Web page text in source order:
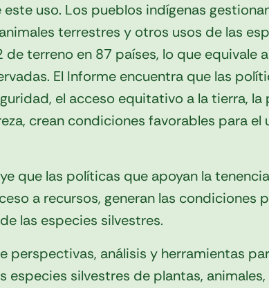
uso. Los pueblos indígenas
terrestres y otros usos de las
de terreno en 87 países, lo que equivale
El Informe encuentra que las
el acceso equitativo a la tierra, la
crean condiciones favorables para
que las políticas que apoyan la
a recursos, generan las condiciones
las especies silvestres.
perspectivas, análisis y herramientas
especies silvestres de plantas,